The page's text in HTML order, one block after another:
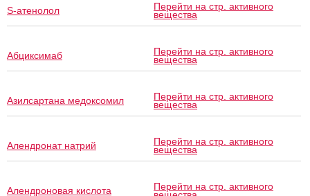
S-атенолол Перейти на стр. активного
вещества
Абциксимаб Перейти на стр. активного
вещества
Азилсартана медоксомил Перейти на стр. активного
вещества
Алендронат натрий Перейти на стр. активного
вещества
Алендроновая кислота Перейти на стр. активного